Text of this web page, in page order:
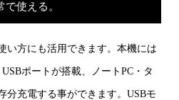
使える。
い方にも活用できます。本機には
ポートが搭載、ノートPC・タ
分充電する事ができます。USBモ